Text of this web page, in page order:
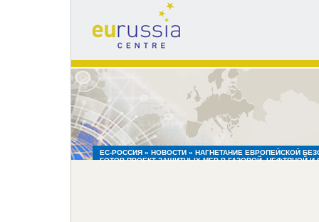
eurussia
centre
ЕС-РОССИЯ » НОВОСТИ » НАГНЕТАНИЕ ЕВРОПЕЙСКОЙ
ГОТОВ ПРОЕКТ ЗАЩИТНЫХ МЕР В ГАЗОВОЙ, НЕФТЯНОЙ И